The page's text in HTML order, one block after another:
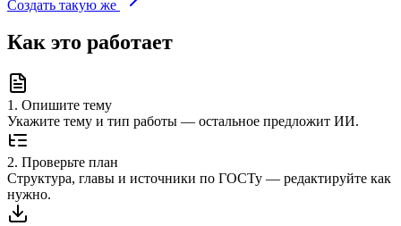
Создать такую же
Как это работает
1 . Опишите тему
Укажите тему и тип работы — остальное предложит ИИ.
2. Проверьте план
Структура, главы и источники по ГОСТу — редактируйте как
нужно.